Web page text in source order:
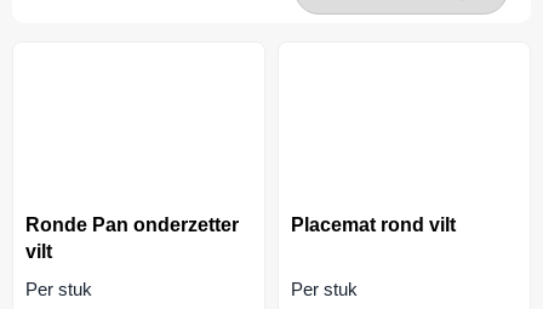
Ronde Pan onderzetter
vilt
Per stuk
Placemat rond vilt
Per stuk